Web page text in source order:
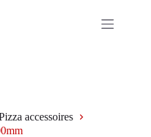
accessoires